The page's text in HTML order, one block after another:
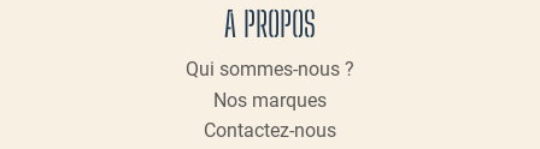
A PROPOS
Qui sommes-nous ?
Nos marques
Contactez-nous